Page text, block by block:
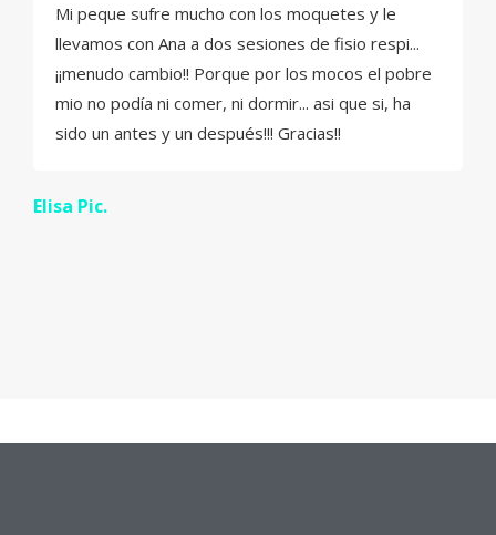
Mi peque sufre mucho con los moquetes y le
llevamos con Ana a dos sesiones de fisio respi...
¡¡menudo cambio!! Porque por los mocos el pobre
mio no podía ni comer, ni dormir... asi que si, ha
sido un antes y un después!!! Gracias!!
Elisa Pic.